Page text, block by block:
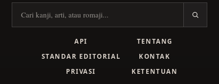
Cari kanji
API
TENTANG
STANDAR EDITORIAL
KONTAK
PRIVASI
KETENTUAN